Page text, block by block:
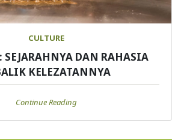
CULTURE
SEJARAHNYA DAN RAHASIA
KELEZATANNYA
Continue Reading